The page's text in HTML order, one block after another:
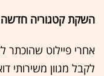
השקת קטגוריה חדשה
אחרי פיילוט שהוכתר
לקבל מגוון משירותי